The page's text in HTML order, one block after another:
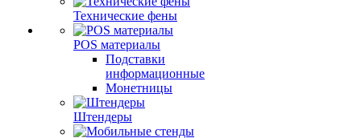
Технические фены
POS материалы
Подставки
информационные
Монетницы
Штендеры